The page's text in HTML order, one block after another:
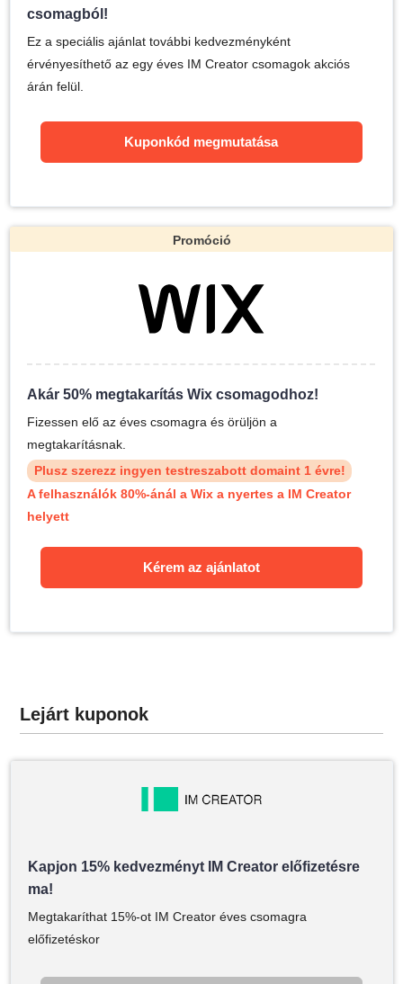
csomagból!
Ez a speciális ajánlat további kedvezményként
érvényesíthető az egy éves IM Creator csomagok akciós
árán felül.
Kuponkód megmutatása
Promóció
Akár 50% megtakarítás Wix csomagodhoz!
Fizessen elő az éves csomagra és örüljön a
megtakarításnak.
Plusz szerezz ingyen testreszabott domaint 1 évre!
A felhasználók 80%-ánál a Wix a nyertes a IM Creator
helyett
Kérem az ajánlatot
Lejárt kuponok
Kapjon 15% kedvezményt IM Creator előfizetésre
ma!
Megtakaríthat 15%-ot IM Creator éves csomagra
előfizetéskor